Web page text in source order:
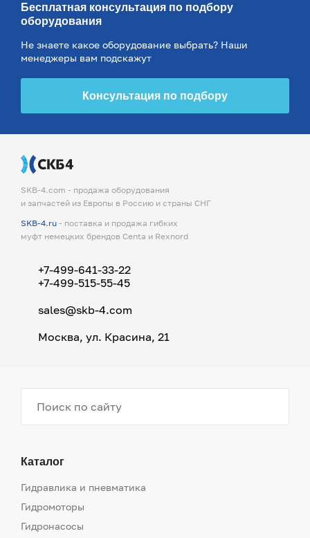
Бесплатная консультация по подбору
оборудования
Не знаете какое оборудование выбрать? Наши
менеджеры вам подскажут
Консультация по подбору
SKB-4.com - продажа оборудования
и запчастей из Европы в Россию и страны СНГ
SKB-4.ru - поставка и продажа гибких
муфт немецких брендов Centa и Rexnord
+7-499-641-33-22
+7-499-515-55-45
sales@skb-4.com
Москва, ул. Красина, 21
Каталог
Гидравлика и пневматика
Гидромоторы
Гидронасосы